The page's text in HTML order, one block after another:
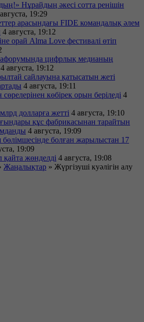
Нұрайдың әкесі сотта ренішін
19:29
арасындағы FIDE командалық әлем
4 августа, 19:12
орай Alma Love фестивалі өтіп
цифрлық медианың
4 августа, 19:12
сайлауына қатысатын жеті
4 августа, 19:11
көбірек орын беріледі 4
долларға жетті 4 августа, 19:10
құс фабрикасынан тарайтын
4 августа, 19:09
болған жарылыстан 17
19:09
жөнделді 4 августа, 19:08
Жаңалықтар » Жүргізуші куәлігін алу